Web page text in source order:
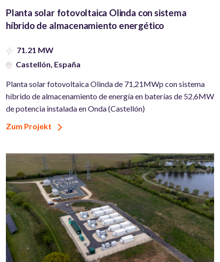
Planta solar fotovoltaica Olinda con sistema
híbrido de almacenamiento energético
71.21 MW
Castellón, España
Planta solar fotovoltaica Olinda de 71,21MWp con sistema
híbrido de almacenamiento de energía en baterías de 52,6MW
de potencia instalada en Onda (Castellón)
Zum Projekt